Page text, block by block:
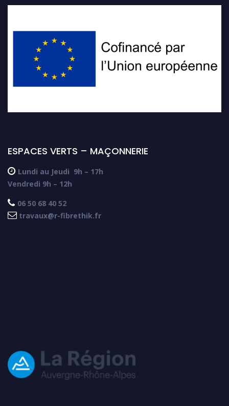
ESPACES VERTS – MAÇONNERIE
 Lundi au Jeudi 9h – 17h
Vendredi 9h – 12h
 06 50 68 40 52
 travaux@r-fibrethik.fr